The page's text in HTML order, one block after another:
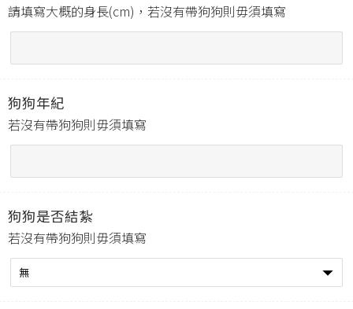
請填寫大概的身長(cm)，若沒有帶狗狗則毋須填寫
狗狗年紀
若沒有帶狗狗則毋須填寫
狗狗是否結紮
若沒有帶狗狗則毋須填寫